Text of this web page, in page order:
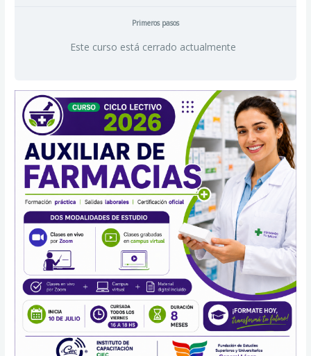
Primeros pasos
Este curso está cerrado actualmente